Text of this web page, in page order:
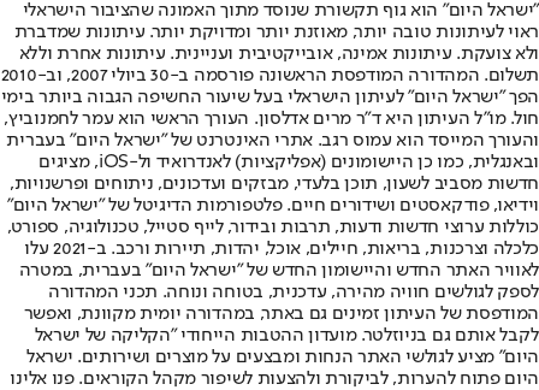
"ישראל היום" הוא גוף תקשורת שנוסד מתוך האמונה שהציבור הישראלי
ראוי לעיתונות טובה יותר, מאוזנת יותר ומדויקת יותר. עיתונות שמדברת
ולא צועקת. עיתונות אמינה, אובייקטיבית ועניינית. עיתונות אחרת וללא
תשלום. המהדורה המודפסת הראשונה פורסמה ב-30 ביולי 2007, וב-2010
הפך "ישראל היום" לעיתון הישראלי בעל שיעור החשיפה הגבוה ביותר בימי
חול. מו"ל העיתון היא ד"ר מרים אדלסון. העורך הראשי הוא עמר לחמנוביץ,
והעורך המייסד הוא עמוס רגב. אתרי האינטרנט של "ישראל היום" בעברית
ובאנגלית, כמו כן היישומונים (אפליקציות) לאנדרואיד ול-iOS, מציגים
חדשות מסביב לשעון, תוכן בלעדי, מבזקים ועדכונים, ניתוחים ופרשנויות,
וידיאו, פודקאסטים ושידורים חיים. פלטפורמות הדיגיטל של "ישראל היום"
כוללות ערוצי חדשות ודעות, תרבות ובידור, לייף סטייל, טכנולוגיה, ספורט,
כלכלה וצרכנות, בריאות, חיילים, אוכל, יהדות, תיירות ורכב. ב-2021 עלו
לאוויר האתר החדש והיישומון החדש של "ישראל היום" בעברית, במטרה
לספק לגולשים חוויה מהירה, עדכנית, בטוחה ונוחה. תכני המהדורה
המודפסת של העיתון זמינים גם באתר, במהדורה יומית מקוונת, ואפשר
לקבל אותם גם בניוזלטר. מועדון ההטבות הייחודי "הקליקה של ישראל
היום" מציע לגולשי האתר הנחות ומבצעים על מוצרים ושירותים. ישראל
היום פתוח להערות, לביקורת ולהצעות לשיפור מקהל הקוראים. פנו אלינו